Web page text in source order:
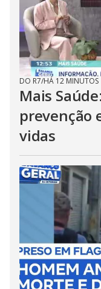
DO R7/HÁ 12 MINUTOS
Mais
prevenção
vidas